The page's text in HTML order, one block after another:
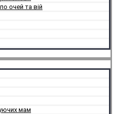
очей та вій
мам